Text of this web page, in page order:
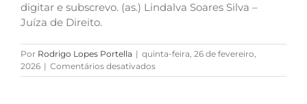
digitar e subscrevo. (as.) Lindalva Soares Silva –
Juíza de Direito.
Por Rodrigo Lopes Portella | quinta-feira, 26 de fevereiro,
2026 | Comentários desativadosem
TERRENO